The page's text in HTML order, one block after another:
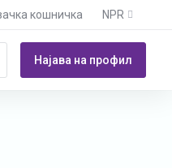
кошничка NPR
Најава на профил